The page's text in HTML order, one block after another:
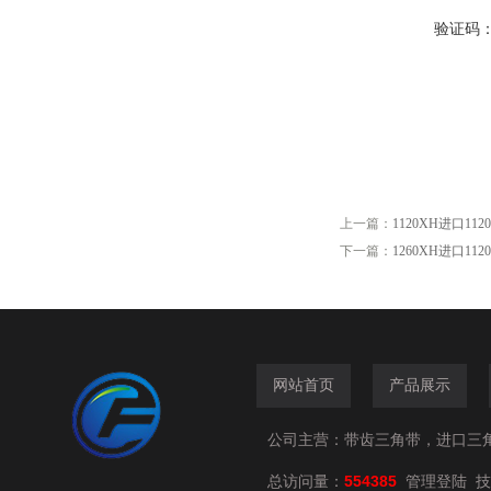
验证码
上一篇： 1120XH进口
下一篇： 1260XH进口
网站首页 产品展示
公司主营：带齿三角带，进口三
总访问量： 554385 管理登陆